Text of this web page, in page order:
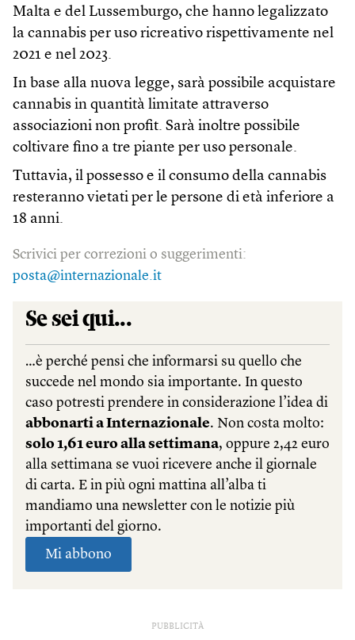
Malta e del Lussemburgo, che hanno legalizzato
la cannabis per uso ricreativo rispettivamente nel
2021 e nel 2023.
In base alla nuova legge, sarà possibile acquistare
cannabis in quantità limitate attraverso
associazioni non profit. Sarà inoltre possibile
coltivare fino a tre piante per uso personale.
Tuttavia, il possesso e il consumo della cannabis
resteranno vietati per le persone di età inferiore a
18 anni.
Scrivici per correzioni o suggerimenti:
posta@internazionale.it
PUBBLICITÀ